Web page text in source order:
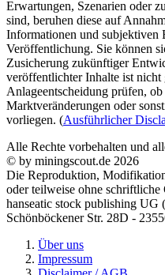
Erwartungen, Szenarien oder
sind, beruhen diese auf
Informationen und subjektiven
Veröffentlichung. Sie können
Zusicherung zukünftiger
veröffentlichter Inhalte ist nicht
Anlageentscheidung prüfen,
Marktveränderungen oder
vorliegen. (Ausführlicher
Alle Rechte vorbehalten und
© by miningscout.de 2026
Die Reproduktion,
oder teilweise ohne schriftliche
hanseatic stock publishing UG
Schönböckener Str. 28D -
Über uns
Impressum